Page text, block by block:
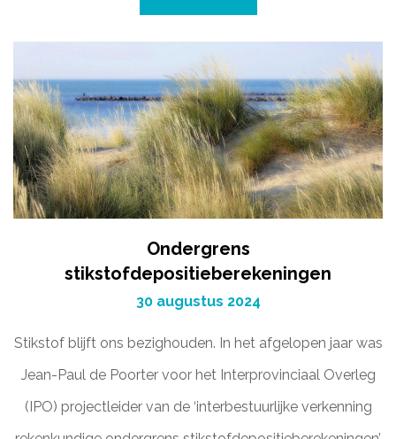
Ondergrens
stikstofdepositieberekeningen
30 augustus 2024
Stikstof blijft ons bezighouden. In het afgelopen jaar was
Jean-Paul de Poorter voor het Interprovinciaal Overleg
(IPO) projectleider van de ‘interbestuurlijke verkenning